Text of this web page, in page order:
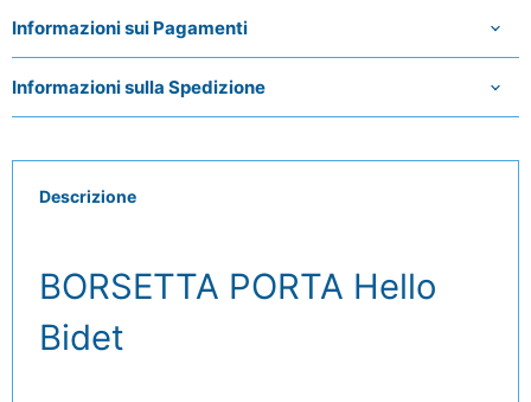
Informazioni sui Pagamenti
Informazioni sulla Spedizione
Descrizione
BORSETTA PORTA Hello
Bidet